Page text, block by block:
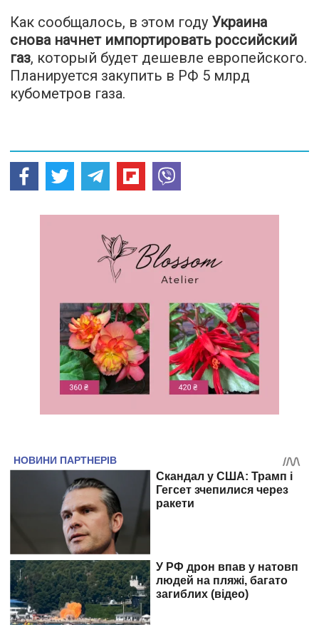
Как сообщалось, в этом году Украина
снова начнет импортировать российский
газ, который будет дешевле европейского.
Планируется закупить в РФ 5 млрд
кубометров газа.